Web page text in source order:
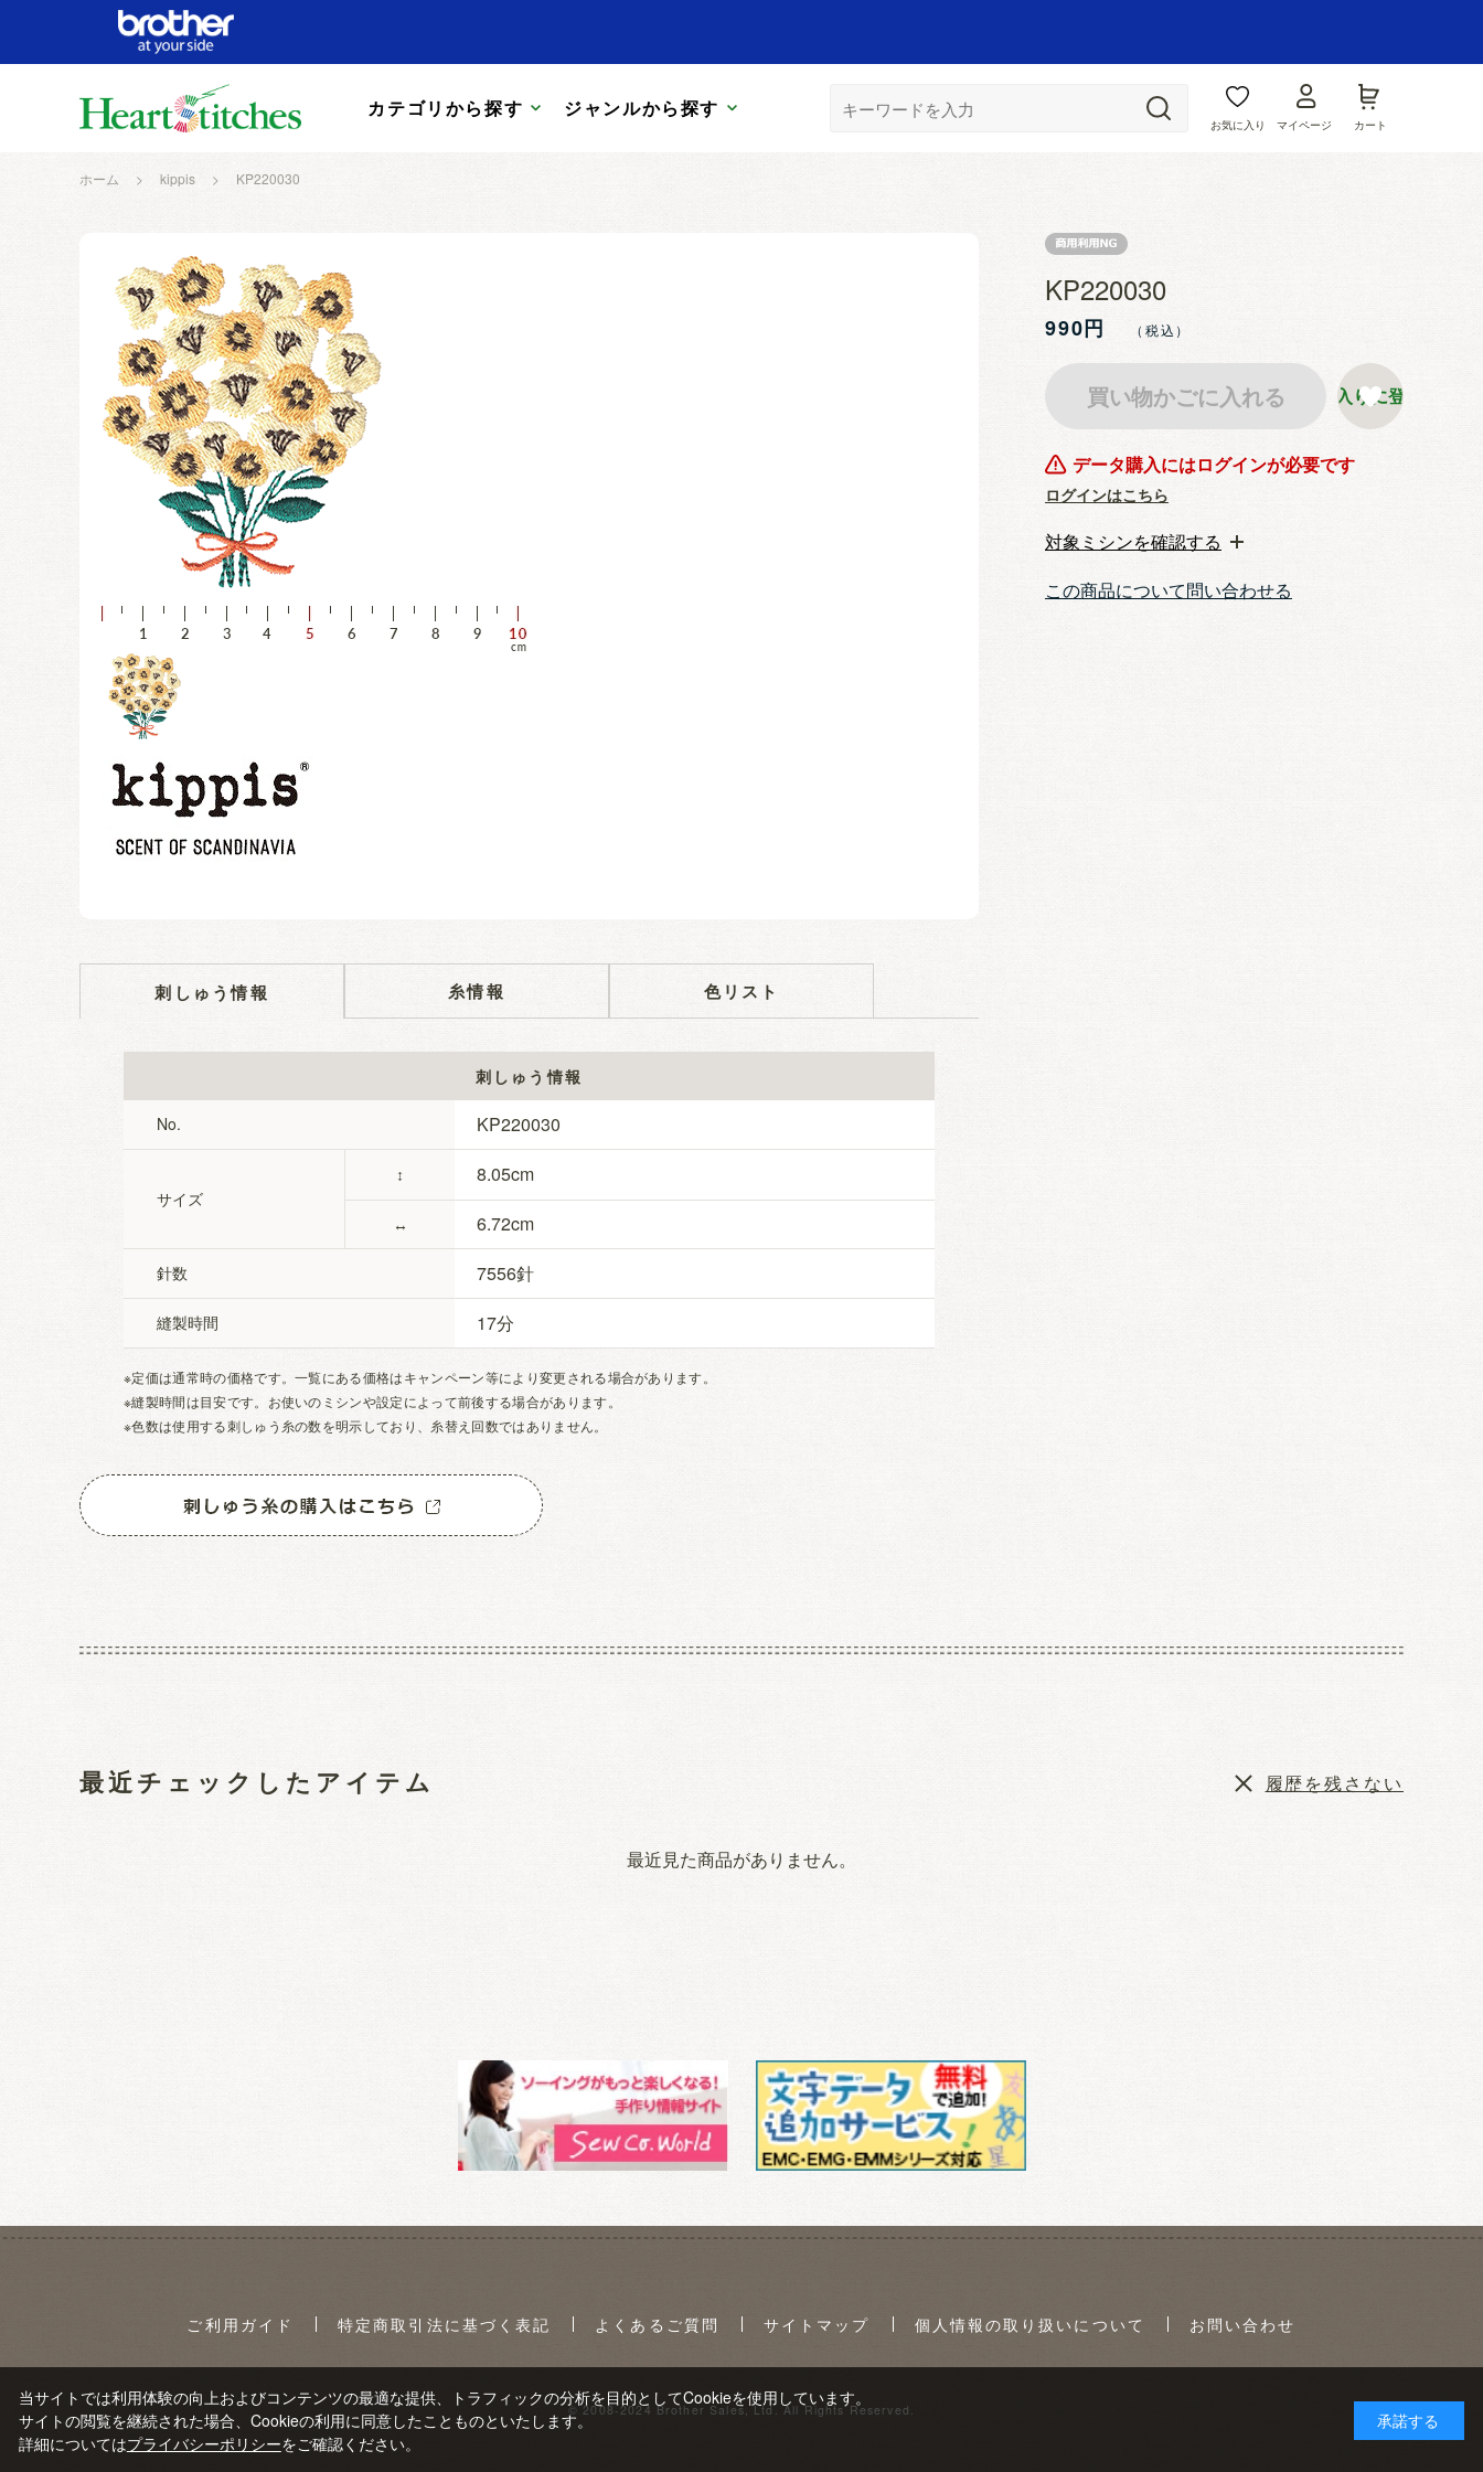
カテゴリから探す ジャンルから探す
お気に入り マイページ カート
ホーム > kippis > KP220030
刺しゅう情報 糸情報 色リスト
刺しゅう情報
No. KP220030
サイズ
↕
↔
8.05
6.72
針数 7556
縫製時間 17
※定価は通常時の価格です。一覧にある価格はキャンペーン等により変更される場合があります。
※縫製時間は目安です。お使いのミシンや設定によって前後する場合があります。
※色数は使用する刺しゅう糸の数を明示しており、糸替え回数ではありません。
KP220030
990円
データ購入にはログインが必要です
買い物かごに入れる
ログインはこちら
お気に入りに登録する
対象ミシンを確認する
この商品について問い合わせる
最近チェックしたアイテム
最近見た商品がありません。
履歴を残さない
ご利用ガイド 特定商取引法に基づく表記 よくあるご質問 サイトマップ 個人情報の取り扱いについて お問い合わせ
© 2008-2024 Brother Sales, Ltd. All Rights Reserved.
当サイトでは利用体験の向上およびコンテンツの最適な提供、トラフィックの分析を目的としてCookieを使用しています。
サイトの閲覧を継続された場合、Cookieの利用に同意したことものといたします。
詳細についてはプライバシーポリシーをご確認ください。
承諾する